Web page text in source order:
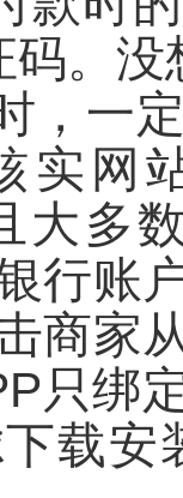
。
，一
实网
大多
行账
商家
只绑
载安